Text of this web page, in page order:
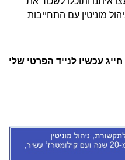
מוניטין עם התחייבות
עכשיו לנייד הפרטי שלי